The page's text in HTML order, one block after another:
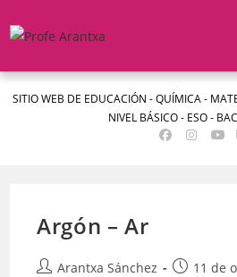
SITIO WEB DE EDUCACIÓN - QUÍMICA -
NIVEL BÁSICO - ESO -
Argón – Ar
Arantxa Sánchez
11 de